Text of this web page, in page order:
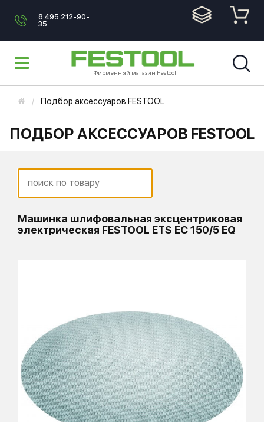
8 495 212-90-
35
Фирменный магазин Festool
Подбор аксессуаров FESTOOL
ПОДБОР АКСЕССУАРОВ FESTOOL
Машинка шлифовальная эксцентриковая
электрическая FESTOOL ETS EC 150/5 EQ